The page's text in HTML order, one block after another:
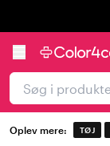
Oplev mere: TØJ